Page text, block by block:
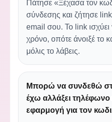
Πάτησε «Ξέχασα τον
σύνδεσης και ζήτησε
email σου. Το link ισχύει
χρόνο, οπότε άνοιξέ το
μόλις το λάβεις.
Μπορώ να συνδεθώ
έχω αλλάξει τηλέφωνο
εφαρμογή για τον